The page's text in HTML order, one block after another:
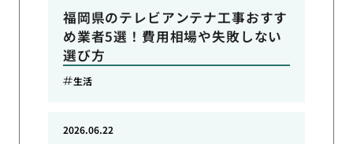
福岡県のテレビアンテナ工事おすす
め業者5選！費用相場や失敗しない
選び方
生活
2026.06.22